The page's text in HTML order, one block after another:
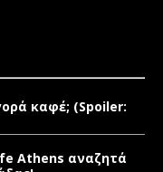
καφέ; (Spoiler:
Athens αναζητά